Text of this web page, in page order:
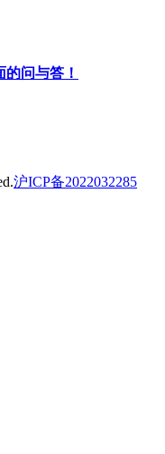
问与答！
沪ICP备2022032285